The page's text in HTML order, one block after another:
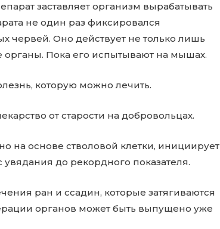
заставляет организм вырабатывать
не один раз фиксировался
червей. Оно действует не только лишь
Пока его испытывают на мышах.
которую можно лечить.
от старости на добровольцах.
на основе стволовой клетки, инициирует
до рекордного показателя.
ран и ссадин, которые затягиваются
органов может быть выпущено уже